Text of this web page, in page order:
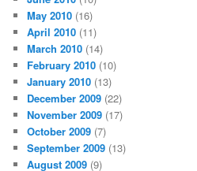
May 2010 (16)
April 2010 (11)
March 2010 (14)
February 2010 (10)
January 2010 (13)
December 2009 (22)
November 2009 (17)
October 2009 (7)
September 2009 (13)
August 2009 (9)